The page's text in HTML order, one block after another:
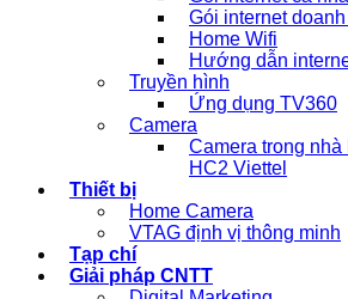
Gói internet
Home Wifi
Hướng dẫn
Truyền hình
Ứng dụng TV360
Camera
Camera trong
HC2 Viettel
Thiết bị
Home Camera
VTAG định vị thông minh
Tạp chí
Giải pháp CNTT